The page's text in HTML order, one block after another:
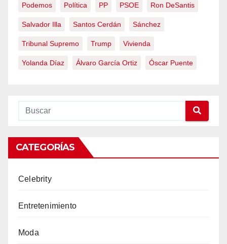
Podemos Política PP PSOE Ron DeSantis
Salvador Illa Santos Cerdán Sánchez
Tribunal Supremo Trump Vivienda
Yolanda Díaz Álvaro García Ortiz Óscar Puente
CATEGORÍAS
Celebrity
Entretenimiento
Moda